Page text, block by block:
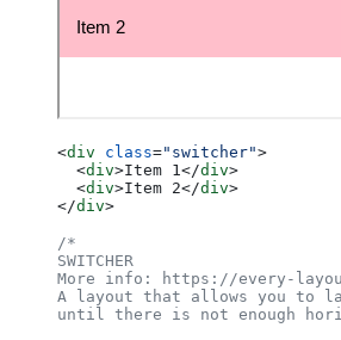
<div class="switcher">
  <
div>Item 1</div>
  <
div>Item 2</div>
</div>
/*
SWITCHER
More info: https://every-
A layout that allows you to
until there is not enough